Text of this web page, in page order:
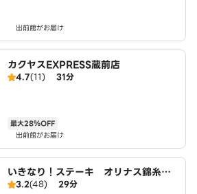
出前館がお届け
カクヤスEXPRESS蔵前店
4.7(11) 31分
最大28％OFF
出前館がお届け
いきなり！ステーキ オリナス錦糸町
店3.2(48) 29分